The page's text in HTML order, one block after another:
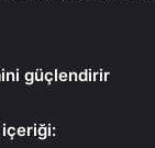
güçlendirir